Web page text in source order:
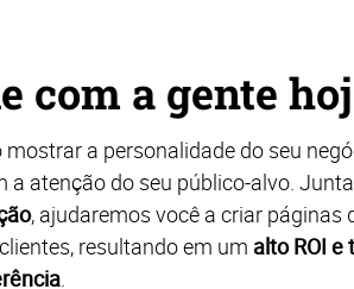
com a gente
a personalidade do seu
atenção do seu público-alvo.
, ajudaremos você a criar páginas
resultando em um alto ROI e
.